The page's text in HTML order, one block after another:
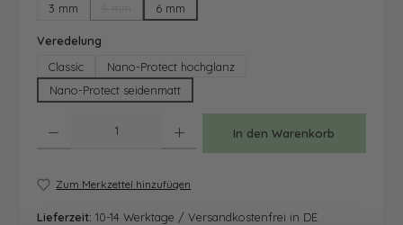
3 mm
(Diese Option ist zurzeit nicht verfügbar.)
6 mm
Veredelung
Classic
Nano-Protect hochglanz
Nano-Protect seidenmatt
In den Warenkorb
Zum Merkzettel hinzufügen
Lieferzeit: 10-14 Werktage / Versandkostenfrei in DE